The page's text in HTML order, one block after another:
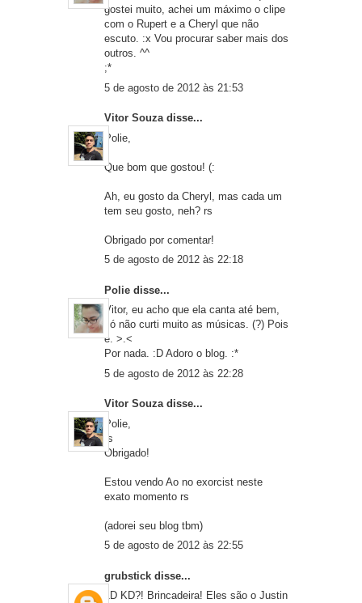
gostei muito, achei um máximo o clipe
com o Rupert e a Cheryl que não
escuto. :x Vou procurar saber mais dos
outros. ^^
;*
5 de agosto de 2012 às 21:53
Vitor Souzadisse...
Polie,
Que bom que gostou! (:
Ah, eu gosto da Cheryl, mas cada um
tem seu gosto, neh? rs
Obrigado por comentar!
5 de agosto de 2012 às 22:18
Polie disse...
Vitor, eu acho que ela canta até bem,
só não curti muito as músicas. (?) Pois
é. >.<
Por nada. :D Adoro o blog. :*
5 de agosto de 2012 às 22:28
Vitor Souzadisse...
Polie,
rs
Obrigado!
Estou vendo Ao no exorcist neste
exato momento rs
(adorei seu blog tbm)
5 de agosto de 2012 às 22:55
grubstick disse...
1D KD?! Brincadeira! Eles são o Justin